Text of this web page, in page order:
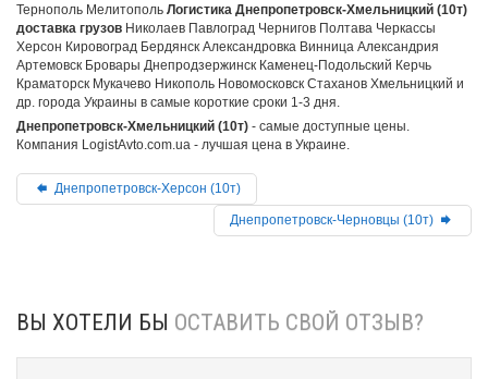
Тернополь Мелитополь Логистика Днепропетровск-Хмельницкий (10т)
доставка грузов Николаев Павлоград Чернигов Полтава Черкассы
Херсон Кировоград Бердянск Александровка Винница Александрия
Артемовск Бровары Днепродзержинск Каменец-Подольский Керчь
Краматорск Мукачево Никополь Новомосковск Стаханов Хмельницкий и
др. города Украины в самые короткие сроки 1-3 дня.
Днепропетровск-Хмельницкий (10т) - самые доступные цены.
Компания LogistAvto.com.ua - лучшая цена в Украине.
Днепропетровск-Херсон (10т)
Днепропетровск-Черновцы (10т)
ВЫ ХОТЕЛИ БЫ ОСТАВИТЬ СВОЙ ОТЗЫВ?